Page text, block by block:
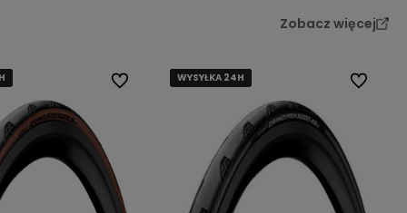
Zobacz więcej
Do ulubionychWYSYŁKA 24H
WYSYŁKA 24H
WYSYŁKA 24H
WYSYŁKA 24H Do